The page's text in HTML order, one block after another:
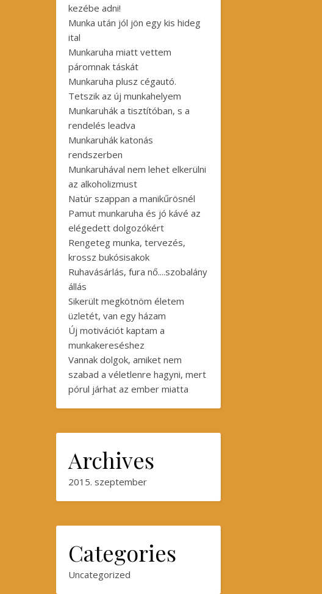
kezébe adni!
Munka után jól jön egy kis hideg
ital
Munkaruha miatt vettem
páromnak táskát
Munkaruha plusz cégautó.
Tetszik az új munkahelyem
Munkaruhák a tisztítóban, s a
rendelés leadva
Munkaruhák katonás
rendszerben
Munkaruhával nem lehet elkerülni
az alkoholizmust
Natúr szappan a manikűrösnél
Pamut munkaruha és jó kávé az
elégedett dolgozókért
Rengeteg munka, tervezés,
krossz bukósisakok
Ruhavásárlás, fura nő....szobalány
állás
Sikerült megkötnöm életem
üzletét, van egy házam
Új motivációt kaptam a
munkakereséshez
Vannak dolgok, amiket nem
szabad a véletlenre hagyni, mert
pórul járhat az ember miatta
Archives
2015. szeptember
Categories
Uncategorized